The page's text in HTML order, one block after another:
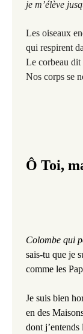
je m’élève
Les oiseaux
qui respirent
Le corbeau
Nos corps se
Ô Toi,
Colombe qui
sais-tu que je
comme les
Je suis bien
en des
dont j’entends